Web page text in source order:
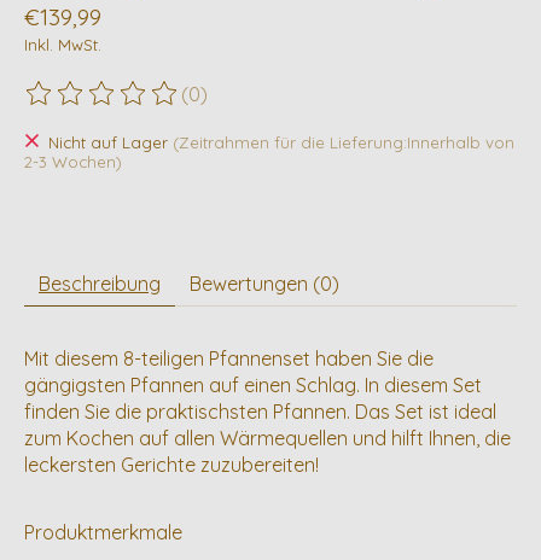
€139,99
Inkl. MwSt.
Die Bewertung dieses Produkts ist
(0)
Nicht auf Lager (Zeitrahmen für die Lieferung:Innerhalb von
2-3 Wochen)
Beschreibung Bewertungen (0)
Mit diesem 8-teiligen Pfannenset haben Sie die
gängigsten Pfannen auf einen Schlag. In diesem Set
finden Sie die praktischsten Pfannen. Das Set ist ideal
zum Kochen auf allen Wärmequellen und hilft Ihnen, die
leckersten Gerichte zuzubereiten!
Produktmerkmale